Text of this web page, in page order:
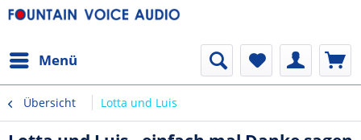
Menü
Übersicht Lotta und Luis